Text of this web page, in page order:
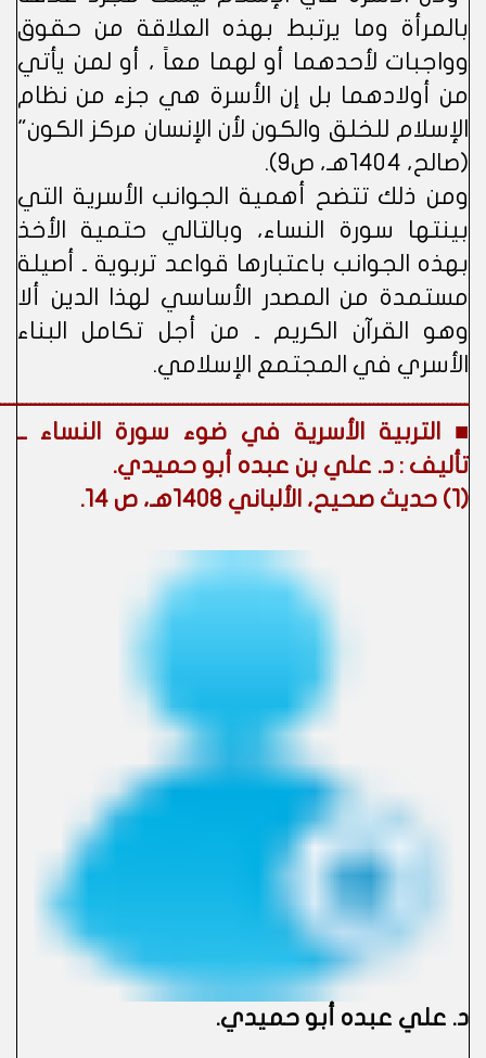
بالمرأة وما يرتبط بهذه العلاقة من حقوق
وواجبات لأحدهما أو لهما معاً ، أو لمن يأتي
من أولادهما بل إن الأسرة هي جزء من نظام
الإسلام للخلق والكون لأن الإنسان مركز الكون"
(صالح، 1404هـ، ص9).
ومن ذلك تتضح أهمية الجوانب الأسرية التي
بينتها سورة النساء، وبالتالي حتمية الأخذ
بهذه الجوانب باعتبارها قواعد تربوية ـ أصيلة
مستمدة من المصدر الأساسي لهذا الدين ألا
وهو القرآن الكريم ـ من أجل تكامل البناء
الأسري في المجتمع الإسلامي.
■ التربية الأسرية في ضوء سورة النساء ــ
تأليف : د. علي بن عبده أبو حميدي.
(1) حديث صحيح، الألباني 1408هـ، ص 14.
د. علي عبده أبو حميدي.